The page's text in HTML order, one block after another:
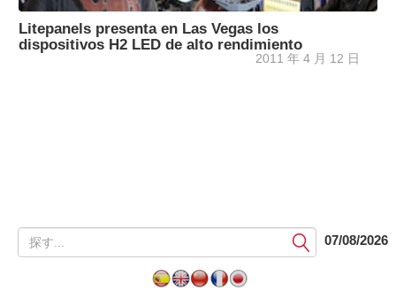
Litepanels presenta en Las Vegas los
dispositivos H2 LED de alto rendimiento
2011 年 4 月 12 日
提
出
07/08/2026